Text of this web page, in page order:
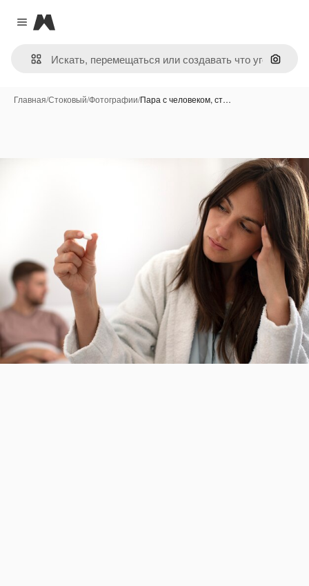
Close menu
Magnific
Поиск
Главная/Стоковый/Фотографии/Пара с человеком, ст…